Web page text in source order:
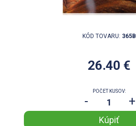
KÓD TOVARU: 365B
26.40 €
POČET KUSOV:
- +